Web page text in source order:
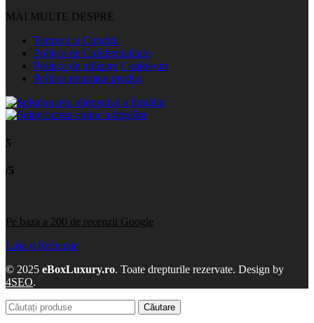
MAI MULTE DESPRE
Termeni si Conditii
Politica de Cofidentialitate
Politica de utilizare Cookie-uri
Politica returnare produs
5
/5
Pe baza a 200 de recenzii Google
Lasa o Recenzie
© 2025 eBoxLuxury.ro. Toate drepturile rezervate. Design by
4SEO.
Căutare